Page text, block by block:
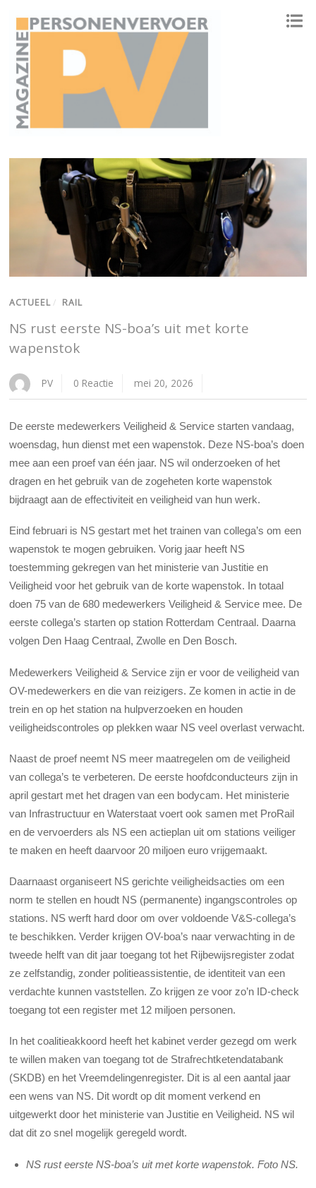
ACTUEEL / RAIL
NS rust eerste NS-boa’s uit met korte
wapenstok
PV 0 Reactie mei 20, 2026
De eerste medewerkers Veiligheid & Service starten vandaag,
woensdag, hun dienst met een wapenstok. Deze NS-boa’s doen
mee aan een proef van één jaar. NS wil onderzoeken of het
dragen en het gebruik van de zogeheten korte wapenstok
bijdraagt aan de effectiviteit en veiligheid van hun werk.
Eind februari is NS gestart met het trainen van collega’s om een
wapenstok te mogen gebruiken. Vorig jaar heeft NS
toestemming gekregen van het ministerie van Justitie en
Veiligheid voor het gebruik van de korte wapenstok. In totaal
doen 75 van de 680 medewerkers Veiligheid & Service mee. De
eerste collega’s starten op station Rotterdam Centraal. Daarna
volgen Den Haag Centraal, Zwolle en Den Bosch.
Medewerkers Veiligheid & Service zijn er voor de veiligheid van
OV-medewerkers en die van reizigers. Ze komen in actie in de
trein en op het station na hulpverzoeken en houden
veiligheidscontroles op plekken waar NS veel overlast verwacht.
Naast de proef neemt NS meer maatregelen om de veiligheid
van collega’s te verbeteren. De eerste hoofdconducteurs zijn in
april gestart met het dragen van een bodycam. Het ministerie
van Infrastructuur en Waterstaat voert ook samen met ProRail
en de vervoerders als NS een actieplan uit om stations veiliger
te maken en heeft daarvoor 20 miljoen euro vrijgemaakt.
Daarnaast organiseert NS gerichte veiligheidsacties om een
norm te stellen en houdt NS (permanente) ingangscontroles op
stations. NS werft hard door om over voldoende V&S-collega’s
te beschikken. Verder krijgen OV-boa’s naar verwachting in de
tweede helft van dit jaar toegang tot het Rijbewijsregister zodat
ze zelfstandig, zonder politieassistentie, de identiteit van een
verdachte kunnen vaststellen. Zo krijgen ze voor zo’n ID-check
toegang tot een register met 12 miljoen personen.
In het coalitieakkoord heeft het kabinet verder gezegd om werk
te willen maken van toegang tot de Strafrechtketendatabank
(SKDB) en het Vreemdelingenregister. Dit is al een aantal jaar
een wens van NS. Dit wordt op dit moment verkend en
uitgewerkt door het ministerie van Justitie en Veiligheid. NS wil
dat dit zo snel mogelijk geregeld wordt.
NS rust eerste NS-boa’s uit met korte wapenstok. Foto NS.